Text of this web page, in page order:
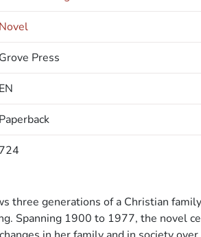
Novel
Grove Press
EN
Paperback
724
three generations of a Christian
Spanning 1900 to 1977, the novel